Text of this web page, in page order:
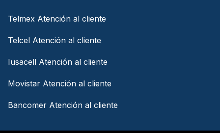
Telmex Atención al cliente
Telcel Atención al cliente
Iusacell Atención al cliente
Movistar Atención al cliente
Bancomer Atención al cliente